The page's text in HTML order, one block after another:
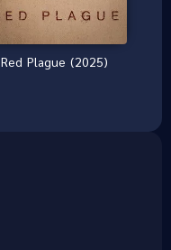
Red Plague (2025)